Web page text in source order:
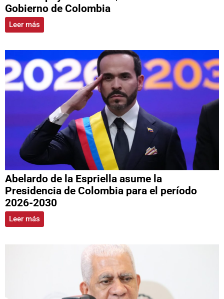
Gobierno de Colombia
Leer más
Abelardo de la Espriella asume la
Presidencia de Colombia para el período
2026-2030
Leer más